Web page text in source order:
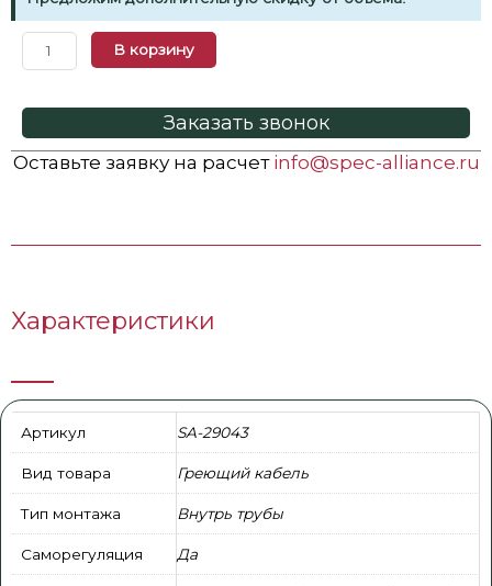
В корзину
Заказать звонок
Оставьте заявку на расчет info@spec-alliance.ru
Характеристики
Артикул SA-29043
Вид товара Греющий кабель
Тип монтажа Внутрь трубы
Саморегуляция Да